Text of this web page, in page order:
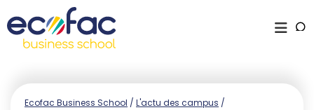
Ecofac Business School / L'actu des campus /